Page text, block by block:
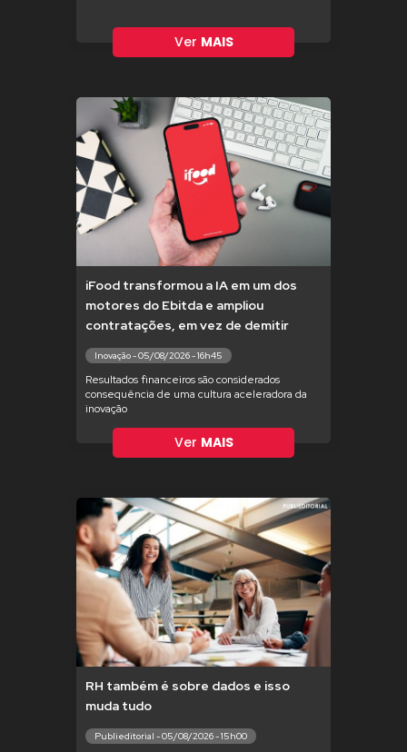
Ver MAIS
iFood transformou a IA em um dos
motores do Ebitda e ampliou
contratações, em vez de demitir
Inovação - 05/08/2026 - 16h45
Resultados financeiros são considerados
consequência de uma cultura aceleradora da
inovação
Ver MAIS
RH também é sobre dados e isso
muda tudo
Publieditorial - 05/08/2026 - 15h00